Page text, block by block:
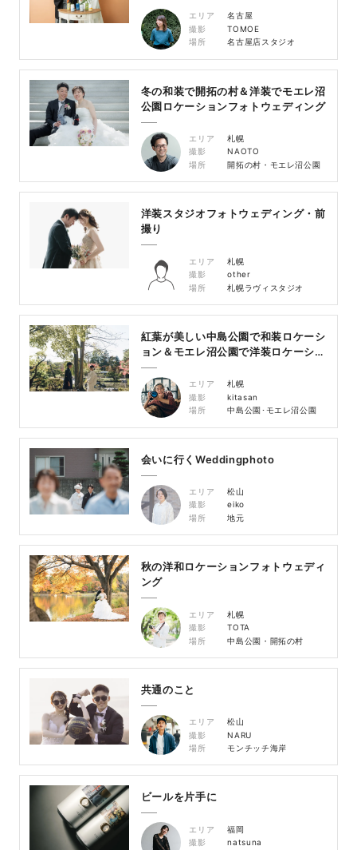
エリア
名古屋
撮影
TOMOE
場所
名古屋店スタジオ
冬の和装で開拓の村＆洋装でモエレ沼
公園ロケーションフォトウェディング
エリア
札幌
撮影
NAOTO
場所
開拓の村・モエレ沼公園
洋装スタジオフォトウェディング・前
撮り
エリア
札幌
撮影
other
場所
札幌ラヴィスタジオ
紅葉が美しい中島公園で和装ロケーシ
ョン＆モエレ沼公園で洋装ロケーショ
ン
エリア
札幌
撮影
kitasan
場所
中島公園･モエレ沼公園
会いに行くWeddingphoto
エリア
松山
撮影
eiko
場所
地元
秋の洋和ロケーションフォトウェディ
ング
エリア
札幌
撮影
TOTA
場所
中島公園・開拓の村
共通のこと
エリア
松山
撮影
NARU
場所
モンチッチ海岸
ビールを片手に
エリア
福岡
撮影
natsuna